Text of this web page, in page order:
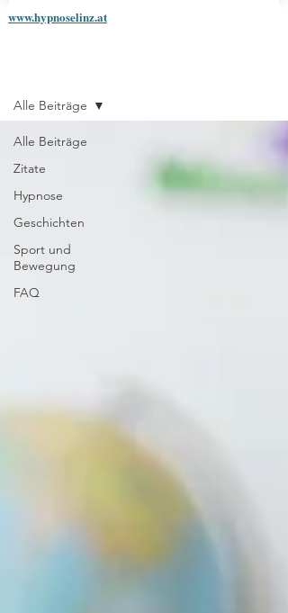
www.hypnoselinz.at
Alle Beiträge
Zitate
Hypnose
Geschichten
Sport und
Bewegung
FAQ
Alle Beiträge